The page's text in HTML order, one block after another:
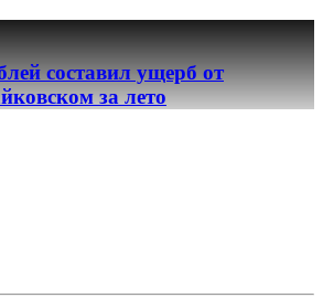
составил ущерб от
за лето